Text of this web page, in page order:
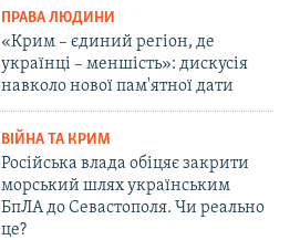
ПРАВА ЛЮДИНИ
«Крим – єдиний регіон, де
українці – меншість»: дискусія
навколо нової пам'ятної дати
ВІЙНА ТА КРИМ
Російська влада обіцяє закрити
морський шлях українським
БпЛА до Севастополя. Чи реально
це?